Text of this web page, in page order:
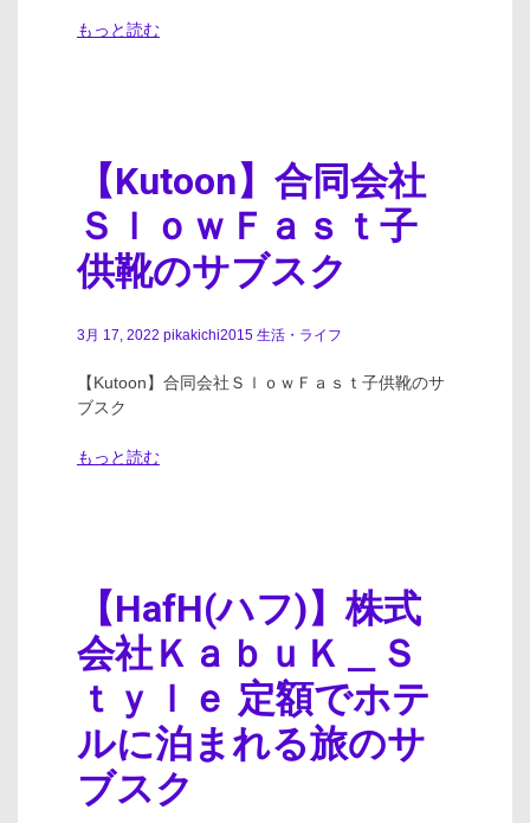
もっと読む
【Kutoon】合同会社
ＳｌｏｗＦａｓｔ子
供靴のサブスク
3月 17, 2022 pikakichi2015 生活・ライフ
【Kutoon】合同会社ＳｌｏｗＦａｓｔ子供靴のサ
ブスク
もっと読む
【HafH(ハフ)】株式
会社ＫａｂｕＫ＿Ｓ
ｔｙｌｅ 定額でホテ
ルに泊まれる旅のサ
ブスク